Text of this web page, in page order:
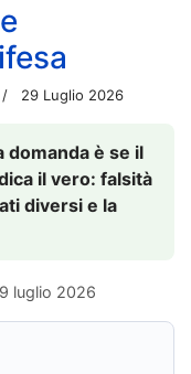
29 Luglio 2026
domanda è se il
il vero: falsità
diversi e la
luglio 2026